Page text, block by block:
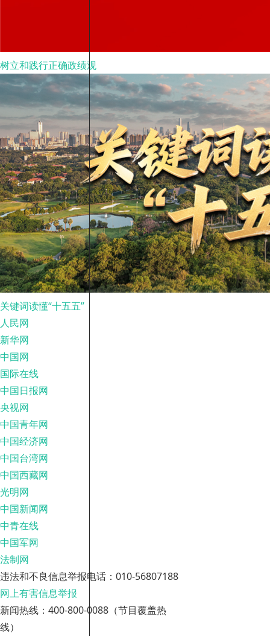
树立和践行正确政绩观
关键词读懂“十五五”
人民网
新华网
中国网
国际在线
中国日报网
央视网
中国青年网
中国经济网
中国台湾网
中国西藏网
光明网
中国新闻网
中青在线
中国军网
法制网
违法和不良信息举报电话：010-56807188
网上有害信息举报
新闻热线：400-800-0088（节目覆盖热
线）